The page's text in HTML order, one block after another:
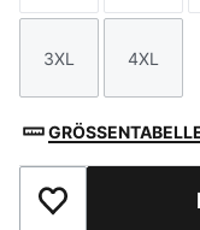
Größe
3XL
Größe
4XL
Zu Favoriten